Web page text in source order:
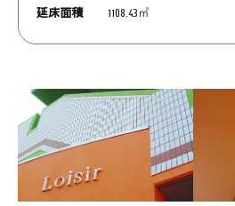
延床面積
1108.43㎡